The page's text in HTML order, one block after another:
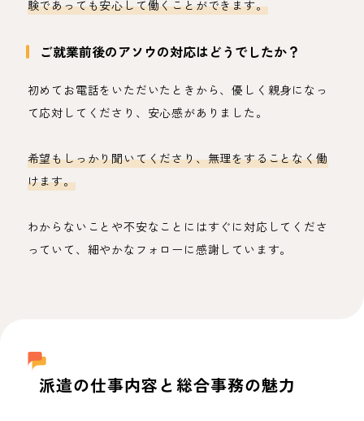
験であっても安心して働くことができます。
ご就業前後のアソウの対応はどうでしたか？
初めてお電話をいただいたときから、優しく親身になっ
て応対してくださり、安心感がありました。
希望もしっかり聞いてくださり、無理をすることなく働
けます。
わからないことや不安なことにはすぐに対応してくださ
っていて、細やかなフォローに感謝しています。
派遣の仕事内容と総合事務の魅力